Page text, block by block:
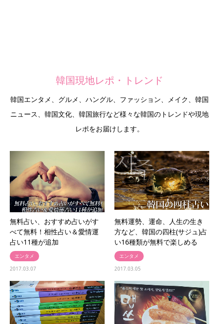
韓国現地レポ・トレンド
韓国エンタメ、グルメ、ハングル、ファッション、メイク、韓国
ニュース、韓国文化、韓国旅行など様々な韓国のトレンドや現地
レポをお届けします。
無料占い、おすすめ占いがす
べて無料！相性占い＆愛情運
占い11種が追加
エンタメ
2017.03.07
無料運勢、運命、人生の生き
方など、韓国の四柱(サジュ)占
い16種類が無料で楽しめる
エンタメ
2017.03.05